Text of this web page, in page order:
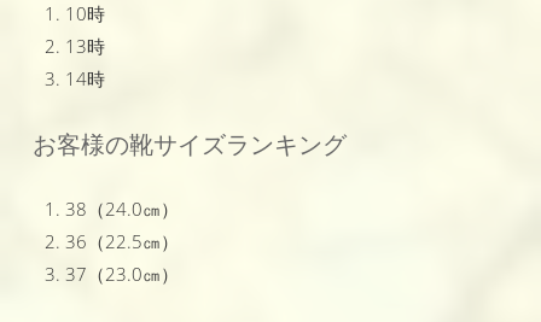
10時
13時
14時
お客様の靴サイズランキング
38（24.0㎝）
36（22.5㎝）
37（23.0㎝）